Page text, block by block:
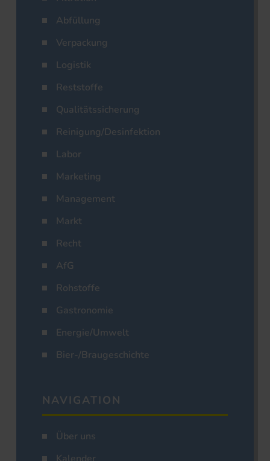
Abfüllung
Verpackung
Logistik
Reststoffe
Qualitätssicherung
Reinigung/Desinfektion
Labor
Marketing
Management
Markt
Recht
AfG
Rohstoffe
Gastronomie
Energie/Umwelt
Bier-/Braugeschichte
NAVIGATION
Über uns